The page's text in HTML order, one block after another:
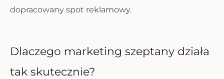
dopracowany spot reklamowy.
Dlaczego marketing szeptany działa
tak skutecznie?